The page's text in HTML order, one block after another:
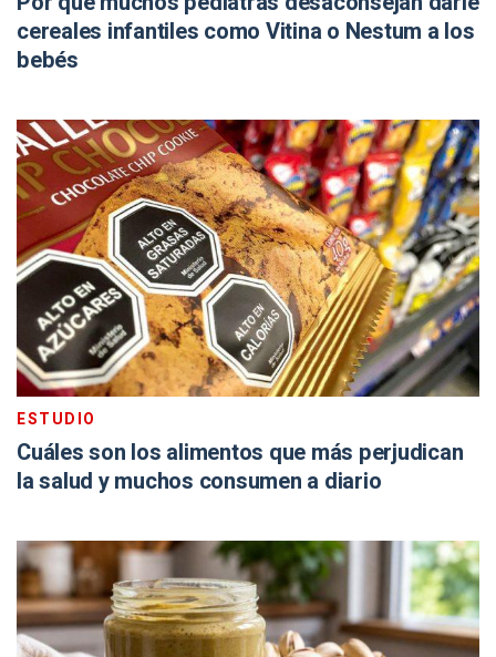
cereales infantiles como Vitina o Nestum a los
bebés
ESTUDIO
Cuáles son los alimentos que más perjudican
la salud y muchos consumen a diario